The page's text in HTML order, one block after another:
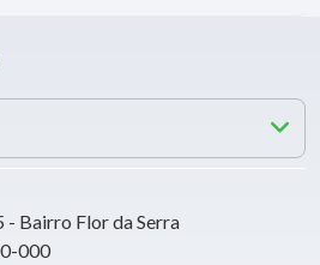
- Bairro Flor da Serra
000